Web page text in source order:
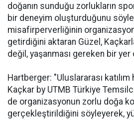
doğanın sunduğu zorlukların
bir deneyim oluşturduğunu
misafirperverliğinin
getirdiğini aktaran Güzel,
değil, yaşanması gereken bir
Hartberger: "Uluslararası katılım
Kaçkar by UTMB Türkiye
de organizasyonun zorlu doğa
gerçekleştirildiğini söyleyerek,